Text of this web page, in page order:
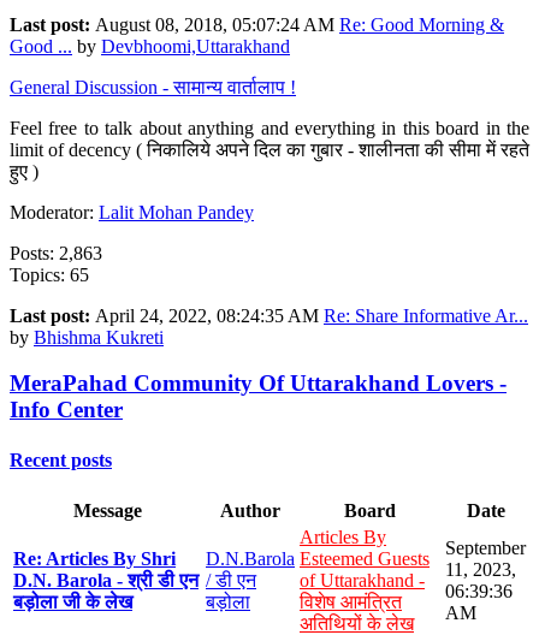
Last post: August 08, 2018, 05:07:24 AM Re: Good Morning &
Good ... by Devbhoomi,Uttarakhand
General Discussion - सामान्य वार्तालाप !
Feel free to talk about anything and everything in this board in the
limit of decency ( निकालिये अपने दिल का गुबार - शालीनता की सीमा में रहते
हुए )
Moderator: Lalit Mohan Pandey
Posts: 2,863
Topics: 65
Last post: April 24, 2022, 08:24:35 AM Re: Share Informative Ar...
by Bhishma Kukreti
MeraPahad Community Of Uttarakhand Lovers -
Info Center
Recent posts
Message Author Board Date
Re: Articles By Shri
D.N. Barola - श्री डी एन
बड़ोला जी के लेख
D.N.Barola
/ डी एन
बड़ोला
Articles By
Esteemed Guests
of Uttarakhand -
विशेष आमंत्रित
अतिथियों के लेख
September
11, 2023,
06:39:36
AM